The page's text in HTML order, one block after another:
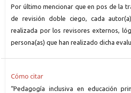
Por último mencionar que en pos de la
de revisión doble ciego, cada
realizada por los revisores externos,
persona(as) que han realizado dicha
Cómo citar
“Pedagogía inclusiva en educación